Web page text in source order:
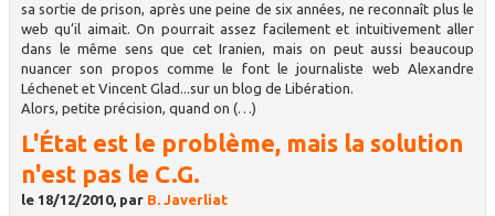
sa sortie de prison, après une peine de six années, ne reconnaît plus le
web qu’il aimait. On pourrait assez facilement et intuitivement aller
dans le même sens que cet Iranien, mais on peut aussi beaucoup
nuancer son propos comme le font le journaliste web Alexandre
Léchenet et Vincent Glad...sur un blog de Libération.
Alors, petite précision, quand on (…)
L'État est le problème, mais la solution
n'est pas le C.G.
le 18/12/2010, par B. Javerliat